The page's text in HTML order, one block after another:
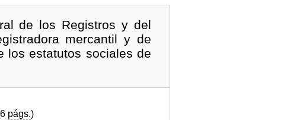
de los Registros y del
mercantil y de
los estatutos sociales de
págs.)